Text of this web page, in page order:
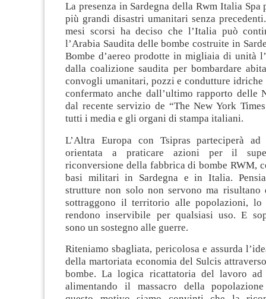
La presenza in Sardegna della Rwm Italia Spa
più grandi disastri umanitari senza
mesi scorsi ha deciso che l’Italia può
l’Arabia Saudita delle bombe costruite in
Bombe d’aereo prodotte in migliaia di unità
dalla coalizione saudita per bombardare
convogli umanitari, pozzi e condutture idriche
confermato anche dall’ultimo rapporto delle
dal recente servizio de “The New York
tutti i media e gli organi di stampa italiani.
L’Altra Europa con Tsipras parteciperà
orientata a praticare azioni per il
riconversione della fabbrica di bombe RWM,
basi militari in Sardegna e in Italia.
strutture non solo non servono ma risultano
sottraggono il territorio alle popolazioni,
rendono inservibile per qualsiasi uso. E
sono un sostegno alle guerre.
Riteniamo sbagliata, pericolosa e assurda
della martoriata economia del Sulcis
bombe. La logica ricattatoria del lavoro
alimentando il massacro della